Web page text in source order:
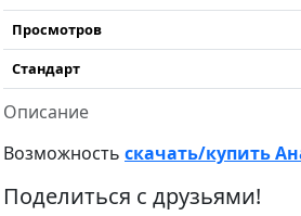
Просмотров
Стандарт
Описание
Возможность скачать/купить
Поделиться с друзьями!